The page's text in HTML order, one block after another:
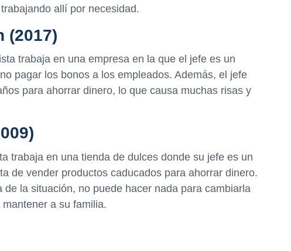
allí por necesidad.
(2017)
trabaja en una empresa en la que el jefe es un
pagar los bonos a los empleados. Además, el jefe
para ahorrar dinero, lo que causa muchas risas y
trabaja en una tienda de dulces donde su jefe es un
de vender productos caducados para ahorrar dinero.
la situación, no puede hacer nada para cambiarla
a su familia.